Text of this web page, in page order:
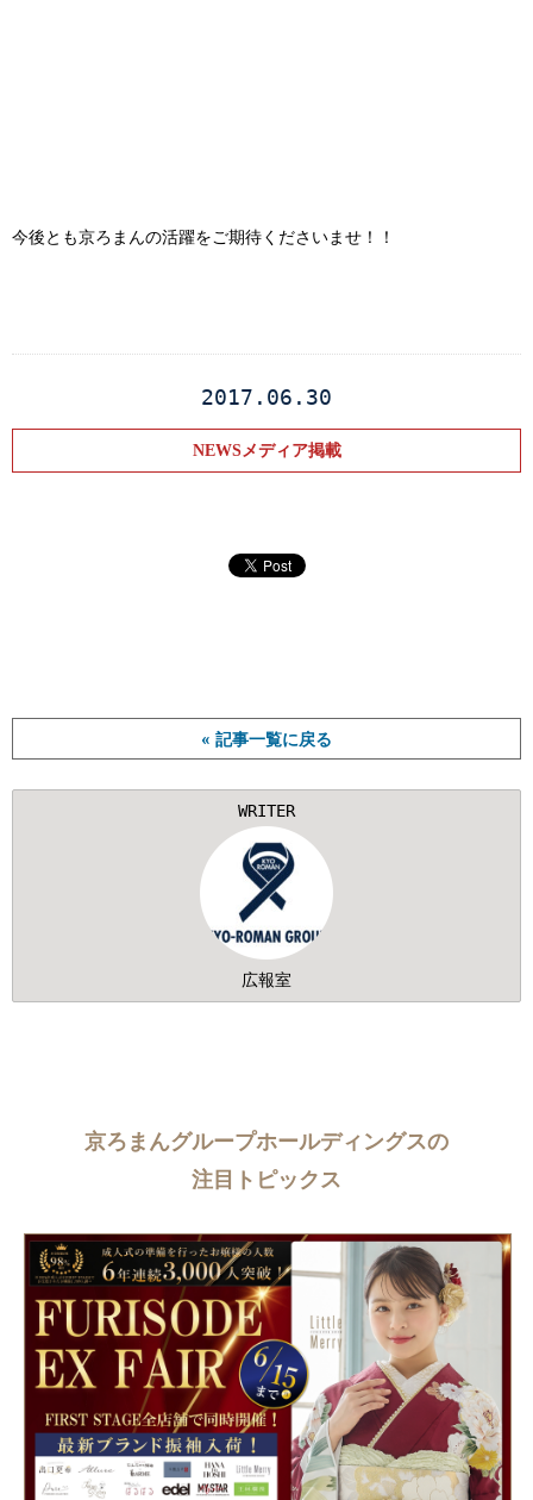
今後とも京ろまんの活躍をご期待くださいませ！！
2017.06.30
NEWSメディア掲載
« 記事一覧に戻る
WRITER
広報室
京ろまんグループホールディングスの
注目トピックス